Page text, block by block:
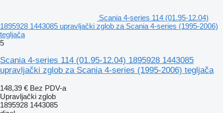
Scania 4-series 114 (01.95-12.04)
1895928 1443085 upravljački zglob za Scania 4-series (1995-2006)
tegljača
5
Scania 4-series 114 (01.95-12.04) 1895928 1443085
upravljački zglob za Scania 4-series (1995-2006) tegljača
148,39 € Bez PDV-a
Upravljački zglob
1895928 1443085